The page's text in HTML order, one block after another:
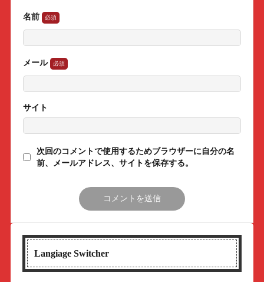
名前
メール
サイト
次回のコメントで使用するためブラウザーに自分の名
前、メールアドレス、サイトを保存する。
Langiage Switcher